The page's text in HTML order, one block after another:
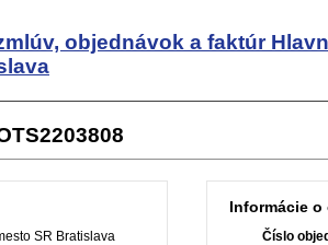
objednávok a faktúr
SR Bratislava
Informácie
Číslo